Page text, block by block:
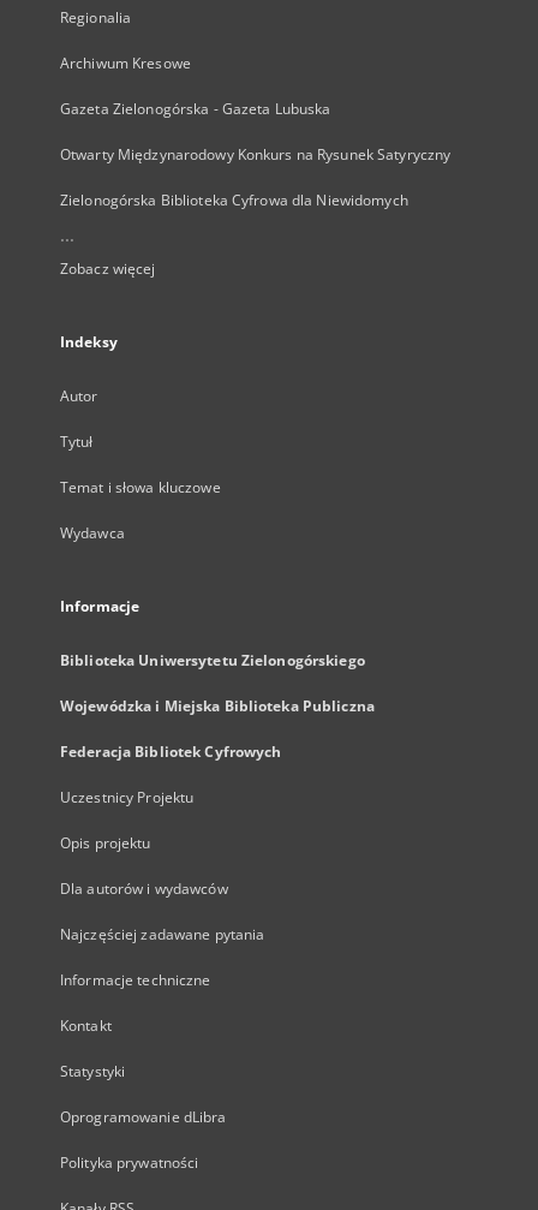
Regionalia
Archiwum Kresowe
Gazeta Zielonogórska - Gazeta Lubuska
Otwarty Międzynarodowy Konkurs na Rysunek Satyryczny
Zielonogórska Biblioteka Cyfrowa dla Niewidomych
...
Zobacz więcej
Indeksy
Autor
Tytuł
Temat i słowa kluczowe
Wydawca
Informacje
Biblioteka Uniwersytetu Zielonogórskiego
Wojewódzka i Miejska Biblioteka Publiczna
Federacja Bibliotek Cyfrowych
Uczestnicy Projektu
Opis projektu
Dla autorów i wydawców
Najczęściej zadawane pytania
Informacje techniczne
Kontakt
Statystyki
Oprogramowanie dLibra
Polityka prywatności